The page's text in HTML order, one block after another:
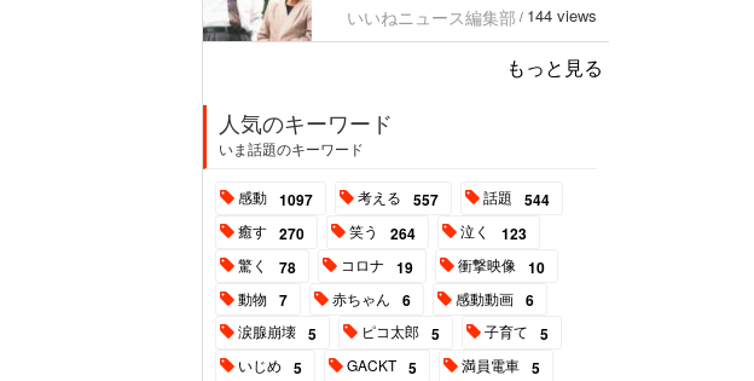
いいねニュース編集部 / 144 views
もっと見る
人気のキーワード
いま話題のキーワード
感動 1097 考える 557 話題 544
癒す 270 笑う 264 泣く 123
驚く 78 コロナ 19 衝撃映像 10
動物 7 赤ちゃん 6 感動動画 6
涙腺崩壊 5 ピコ太郎 5 子育て 5
いじめ 5 GACKT 5 満員電車 5